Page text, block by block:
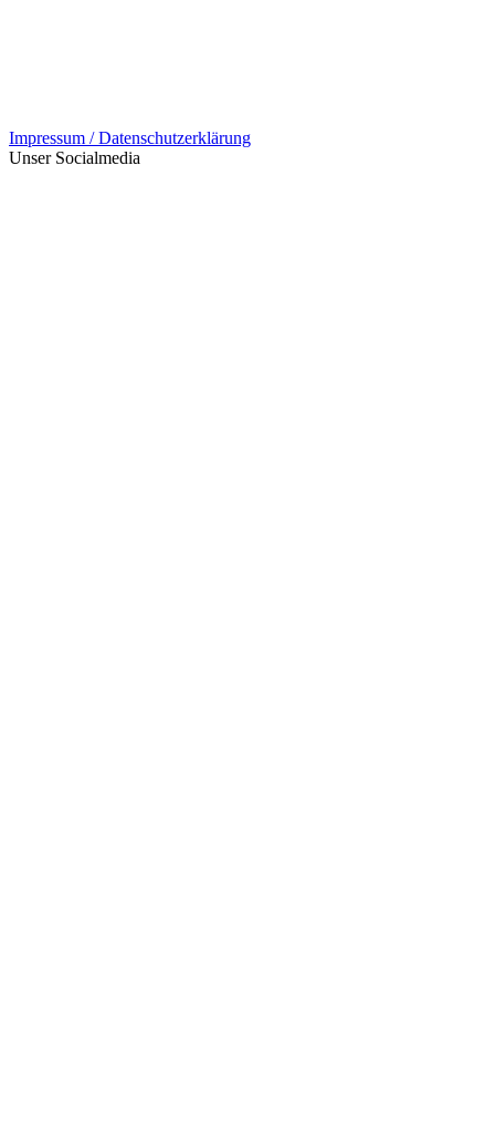
Impressum / Datenschutzerklärung
Unser Socialmedia